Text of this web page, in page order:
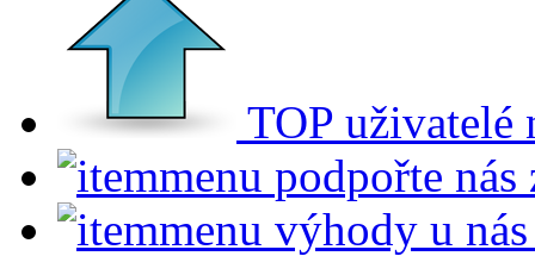
TOP uživatelé
podpořte nás
výhody u nás